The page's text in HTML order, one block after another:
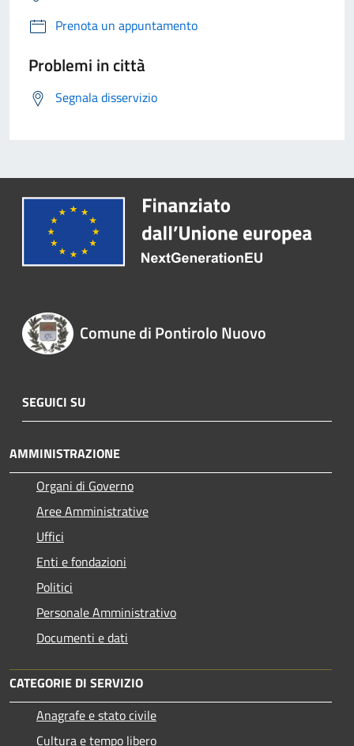
Prenota un appuntamento
Problemi in città
Segnala disservizio
Comune di Pontirolo Nuovo
SEGUICI SU
AMMINISTRAZIONE
Organi di Governo
Aree Amministrative
Uffici
Enti e fondazioni
Politici
Personale Amministrativo
Documenti e dati
CATEGORIE DI SERVIZIO
Anagrafe e stato civile
Cultura e tempo libero